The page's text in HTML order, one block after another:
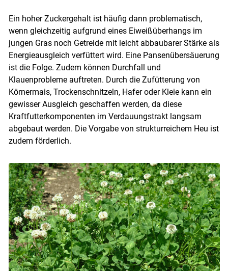
Skip to main content
Ein hoher Zuckergehalt ist häufig dann problematisch,
wenn gleichzeitig aufgrund eines Eiweißüberhangs im
jungen Gras noch Getreide mit leicht abbaubarer Stärke als
Energieausgleich verfüttert wird. Eine Pansenübersäuerung
ist die Folge. Zudem können Durchfall und
Klauenprobleme auftreten. Durch die Zufütterung von
Körnermais, Trockenschnitzeln, Hafer oder Kleie kann ein
gewisser Ausgleich geschaffen werden, da diese
Kraftfutterkomponenten im Verdauungstrakt langsam
abgebaut werden. Die Vorgabe von strukturreichem Heu ist
zudem förderlich.